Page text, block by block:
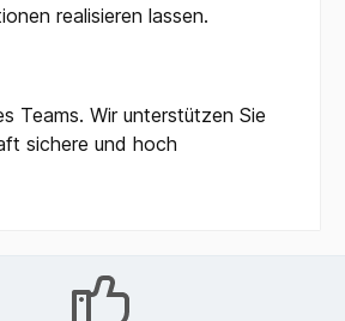
realisieren lassen.
Teams. Wir unterstützen Sie
sichere und hoch